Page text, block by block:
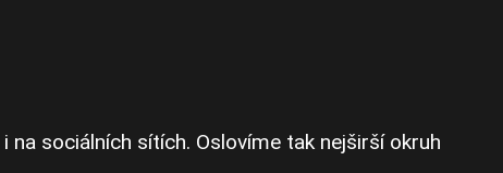
sociálních sítích. Oslovíme tak nejširší okruh